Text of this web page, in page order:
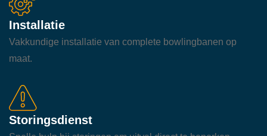
Installatie
Vakkundige installatie van complete bowlingbanen op
maat.
Storingsdienst